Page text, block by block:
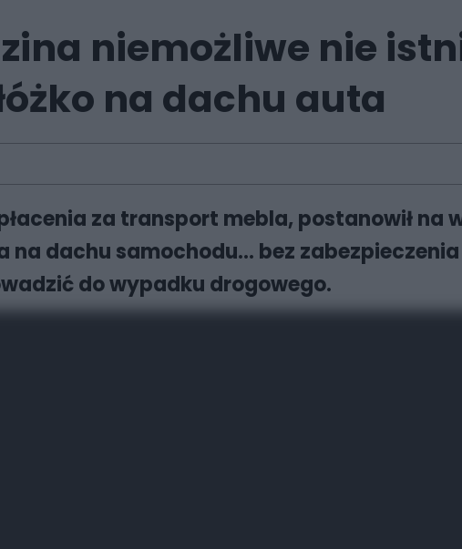
niemożliwe nie
na dachu auta
za transport mebla, postanowił na
na dachu samochodu... bez
do wypadku drogowego.